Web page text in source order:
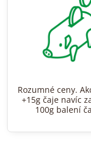
Rozumné ceny.
+15g čaje navíc
100g balení